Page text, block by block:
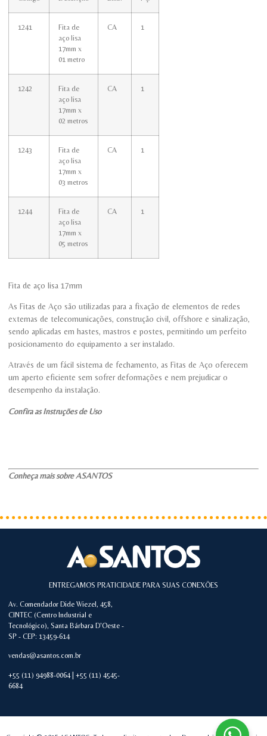
1241
Fita de
aço lisa
17mm x
01 metro
CA 1
1242
Fita de
aço lisa
17mm x
02 metros
CA 1
1243
Fita de
aço lisa
17mm x
03 metros
CA 1
1244
Fita de
aço lisa
17mm x
05 metros
CA 1
Fita de aço lisa 17mm
As Fitas de Aço são utilizadas para a fixação de elementos de redes
externas de telecomunicações, construção civil, offshore e sinalização,
sendo aplicadas em hastes, mastros e postes, permitindo um perfeito
posicionamento do equipamento a ser instalado.
Através de um fácil sistema de fechamento, as Fitas de Aço oferecem
um aperto eficiente sem sofrer deformações e nem prejudicar o
desempenho da instalação.
Confira as Instruções de Uso
Conheça mais sobre ASANTOS
ENTREGAMOS PRATICIDADE PARA SUAS CONEXÕES
Av. Comendador Dide Wiezel, 458,
CINTEC (Centro Industrial e
Tecnológico), Santa Bárbara D'Oeste -
SP - CEP: 13459-614
vendas@asantos.com.br
+55 (11) 94988-0064 | +55 (11) 4545-
6684